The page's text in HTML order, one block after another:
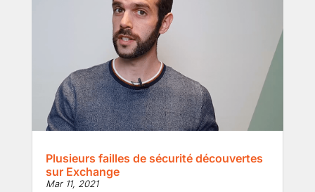
Plusieurs failles de sécurité découvertes
sur Exchange
Mar 11, 2021